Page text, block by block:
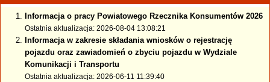
Informacja o pracy Powiatowego Rzecznika Konsumentów 2026
Ostatnia aktualizacja: 2026-08-04 13:08:21
Informacja w zakresie składania wniosków o rejestrację
pojazdu oraz zawiadomień o zbyciu pojazdu w Wydziale
Komunikacji i Transportu
Ostatnia aktualizacja: 2026-06-11 11:39:40